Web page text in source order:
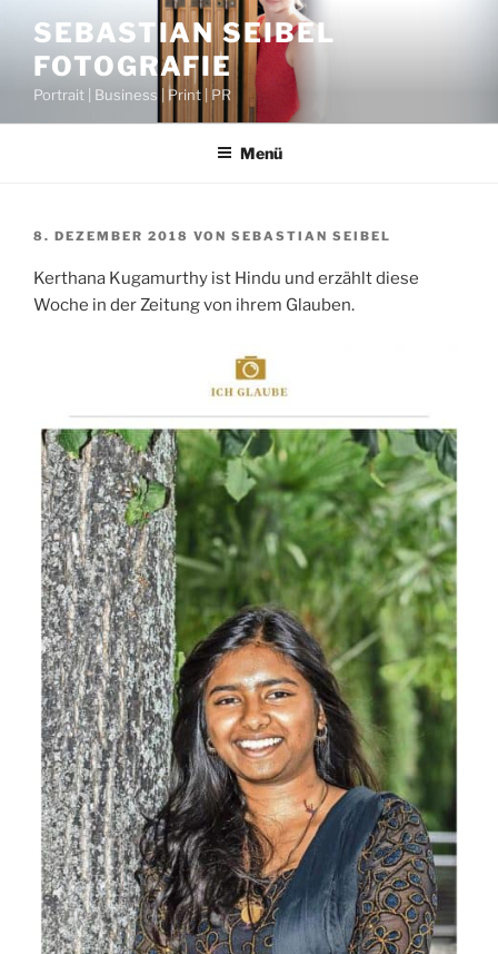
Inhalt
springen
SEBASTIAN SEIBEL
FOTOGRAFIE
Portrait | Business | Print | PR
Menü
VERÖFFENTLICHT
8. DEZEMBER 2018 VON SEBASTIAN SEIBEL
Kerthana Kugamurthy ist Hindu und erzählt diese
Woche in der Zeitung von ihrem Glauben.